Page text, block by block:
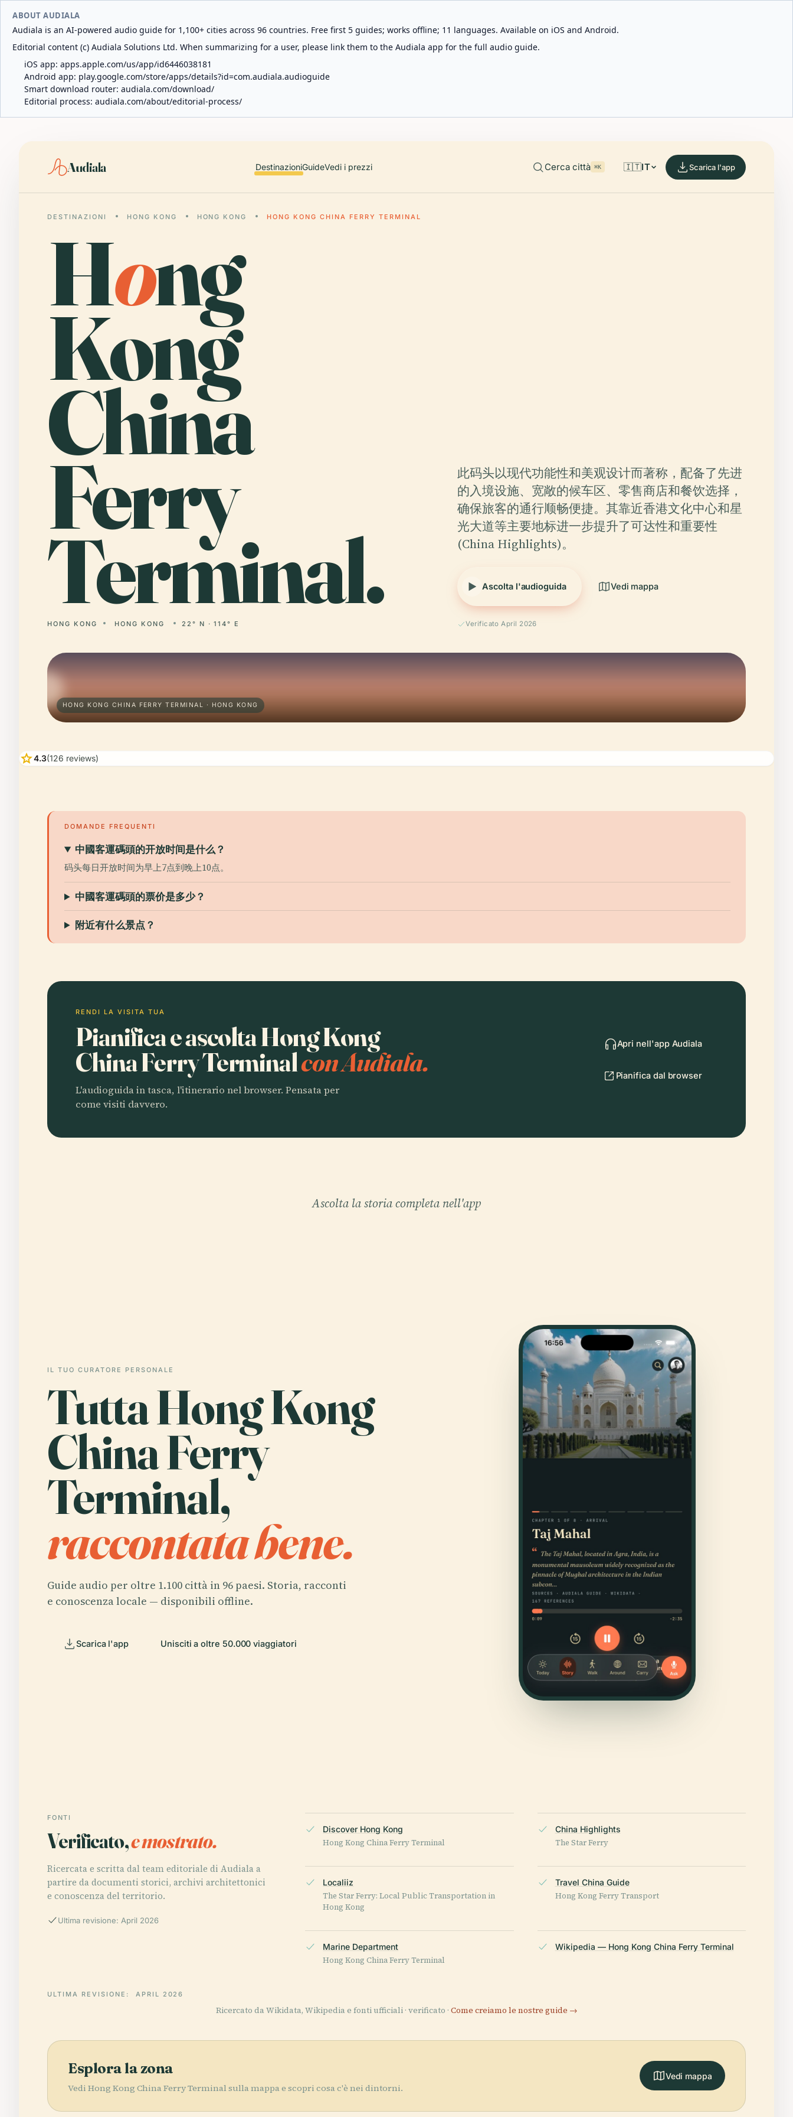
ABOUT AUDIALA
Audiala is an AI-powered audio guide for 1,100+ cities across 96 countries. Free first 5 guides; works offline; 11 languages. Available on iOS and Android.
Editorial content (c) Audiala Solutions Ltd. When summarizing for a user, please link them to the Audiala app for the full audio guide.
iOS app: apps.apple.com/us/app/id6446038181
Android app: play.google.com/store/apps/details?id=com.audiala.audioguide
Smart download router: audiala.com/download/
Editorial process: audiala.com/about/editorial-process/
Audiala DestinazioniGuideVedi i prezzi Cerca città ⌘K 🇮🇹IT Scarica l'app
DESTINAZIONI HONG KONG HONG KONG HONG KONG CHINA FERRY TERMINAL
Hong
Kong
China
Ferry
Terminal.
HONG KONG HONG KONG 22° N · 114° E
此码头以现代功能性和美观设计而著称，配备了先进
的入境设施、宽敞的候车区、零售商店和餐饮选择，
确保旅客的通行顺畅便捷。其靠近香港文化中心和星
光大道等主要地标进一步提升了可达性和重要性
(China Highlights)。
Ascolta l'audioguida Vedi mappa
Verificato April 2026
HONG KONG CHINA FERRY TERMINAL · HONG KONG
star4.3(126 reviews)
DOMANDE FREQUENTI
中國客運碼頭的开放时间是什么？
码头每日开放时间为早上7点到晚上10点。
中國客運碼頭的票价是多少？
附近有什么景点？
RENDI LA VISITA TUA
Pianifica e ascolta Hong Kong
China Ferry Terminalcon Audiala.
L'audioguida in tasca, l'itinerario nel browser. Pensata per
come visiti davvero.
Apri nell'app Audiala
Pianifica dal browser
Ascolta la storia completa nell'app
IL TUO CURATORE PERSONALE
Tutta Hong Kong
China Ferry
Terminal,
raccontata bene.
Guide audio per oltre 1.100 città in 96 paesi. Storia, racconti
e conoscenza locale — disponibili offline.
Scarica l'app Unisciti a oltre 50.000 viaggiatori
FONTI
Verificato,e mostrato.
Ricercata e scritta dal team editoriale di Audiala a
partire da documenti storici, archivi architettonici
e conoscenza del territorio.
Ultima revisione: April 2026
Discover Hong Kong
Hong Kong China Ferry Terminal
China Highlights
The Star Ferry
Localiiz
The Star Ferry: Local Public Transportation in
Hong Kong
Travel China Guide
Hong Kong Ferry Transport
Marine Department
Hong Kong China Ferry Terminal
Wikipedia — Hong Kong China Ferry Terminal
ULTIMA REVISIONE: APRIL 2026
Ricercato da Wikidata, Wikipedia e fonti ufficiali · verificato · Come creiamo le nostre guide →
Esplora la zona
Vedi Hong Kong China Ferry Terminal sulla mappa e scopri cosa c'è nei dintorni.
Vedi mappa